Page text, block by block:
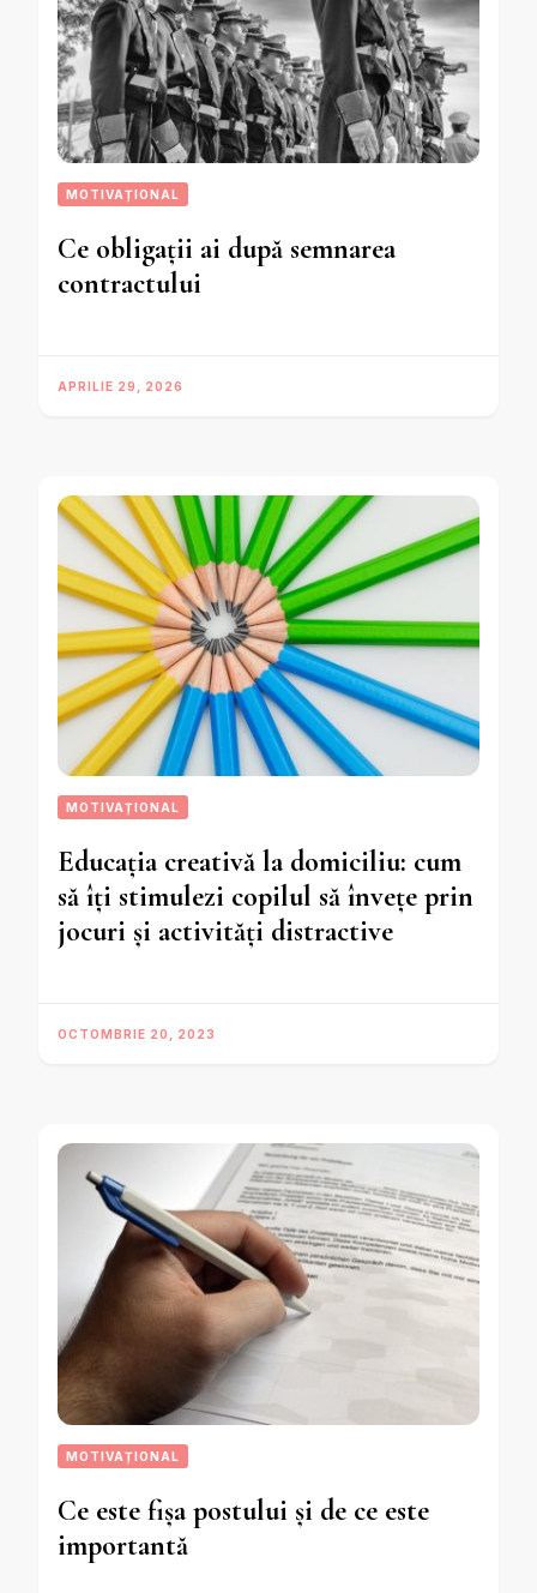
MOTIVAȚIONAL
Ce obligații ai după semnarea
contractului
APRILIE 29, 2026
MOTIVAȚIONAL
Educația creativă la domiciliu: cum
să îți stimulezi copilul să învețe prin
jocuri și activități distractive
OCTOMBRIE 20, 2023
MOTIVAȚIONAL
Ce este fișa postului și de ce este
importantă